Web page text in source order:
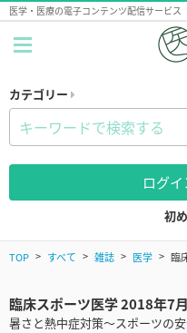
医学・医療の電子コンテンツ配信サービス
カテゴリー
ログ
初
TOP すべて 雑誌 医学 臨
臨床スポーツ医学 2018年7
暑さと熱中症対策～スポーツの